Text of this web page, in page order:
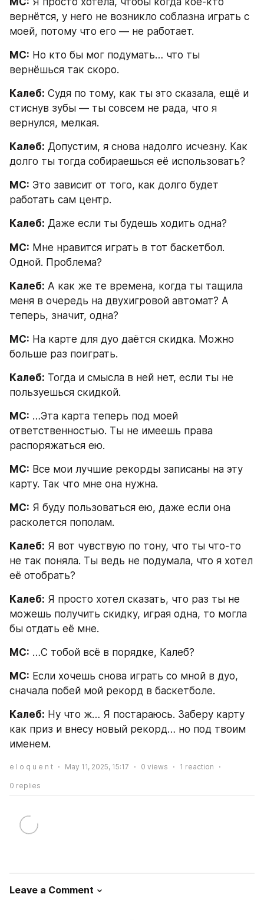
вернётся, у него не возникло соблазна играть с
моей, потому что его — не работает.
МС: Но кто бы мог подумать… что ты
вернёшься так скоро.
Калеб: Судя по тому, как ты это сказала, ещё и
стиснув зубы — ты совсем не рада, что я
вернулся, мелкая.
Калеб: Допустим, я снова надолго исчезну. Как
долго ты тогда собираешься её использовать?
МС: Это зависит от того, как долго будет
работать сам центр.
Калеб: Даже если ты будешь ходить одна?
МС: Мне нравится играть в тот баскетбол.
Одной. Проблема?
Калеб: А как же те времена, когда ты тащила
меня в очередь на двухигровой автомат? А
теперь, значит, одна?
МС: На карте для дуо даётся скидка. Можно
больше раз поиграть.
Калеб: Тогда и смысла в ней нет, если ты не
пользуешься скидкой.
МС: …Эта карта теперь под моей
ответственностью. Ты не имеешь права
распоряжаться ею.
МС: Все мои лучшие рекорды записаны на эту
карту. Так что мне она нужна.
МС: Я буду пользоваться ею, даже если она
расколется пополам.
Калеб: Я вот чувствую по тону, что ты что-то
не так поняла. Ты ведь не подумала, что я хотел
её отобрать?
Калеб: Я просто хотел сказать, что раз ты не
можешь получить скидку, играя одна, то могла
бы отдать её мне.
МС: …С тобой всё в порядке, Калеб?
МС: Если хочешь снова играть со мной в дуо,
сначала побей мой рекорд в баскетболе.
Калеб: Ну что ж… Я постараюсь. Заберу карту
как приз и внесу новый рекорд… но под твоим
именем.
e l o q u e n t May 11, 2025, 15:17 0 views 1 reaction
0 replies
Leave a Comment